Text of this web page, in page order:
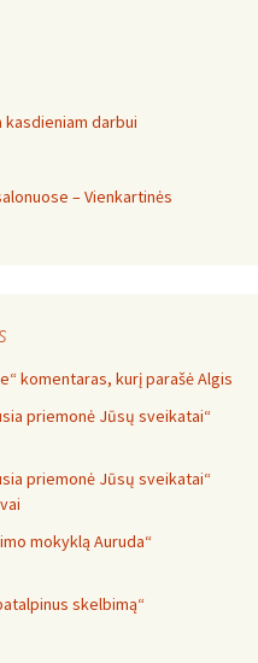
darbui
– Vienkartinės
komentaras, kurį parašė Algis
priemonė Jūsų sveikatai“
priemonė Jūsų sveikatai“
mokyklą Auruda“
skelbimą“